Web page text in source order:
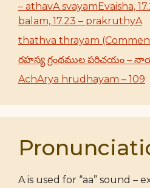
– athavA svayamEvaisha,
balam, 17.23 – prakruthyA
thathva thrayam
రహస్య గ్రంథముల పరిచయం –
AchArya hrudhayam – 109
A is used for “aa” sound –